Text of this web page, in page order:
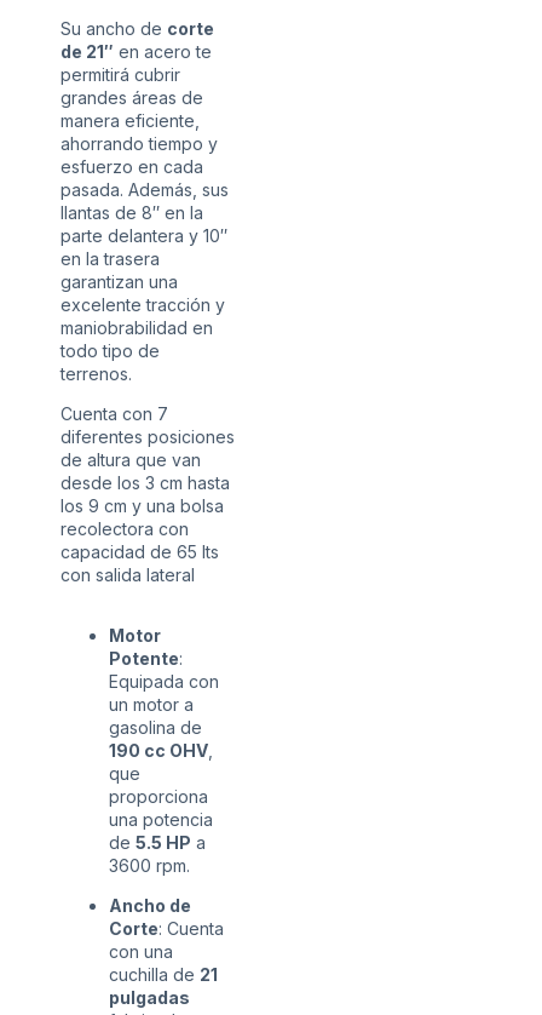
Su ancho de corte
de 21″ en acero te
permitirá cubrir
grandes áreas de
manera eficiente,
ahorrando tiempo y
esfuerzo en cada
pasada. Además, sus
llantas de 8″ en la
parte delantera y 10″
en la trasera
garantizan una
excelente tracción y
maniobrabilidad en
todo tipo de
terrenos.
Cuenta con 7
diferentes posiciones
de altura que van
desde los 3 cm hasta
los 9 cm y una bolsa
recolectora con
capacidad de 65 lts
con salida lateral
Motor
Potente:
Equipada con
un motor a
gasolina de
190 cc OHV
que
proporciona
una potencia
de 5.5 HP a
3600 rpm.
Ancho de
Corte: Cuenta
con una
cuchilla de 21
pulgadas